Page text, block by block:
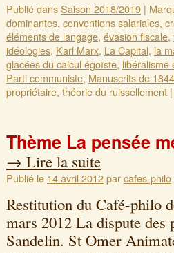
Publié dansSaison 2018/2019 |
dominantes, conventions salariales,
éléments de langage, évasion fiscale,
idéologies, Karl Marx, La Capital, la
glacées du calcul égoïste, libéralisme
Parti communiste, Manuscrits de 1844
propriétaire, théorie du ruissellement |
Thème La pensée
→ Lire la suite
Publié le 14 avril 2012parcafes-philo
Restitution du Café-philo
mars 2012 La dispute des
Sandelin. St Omer